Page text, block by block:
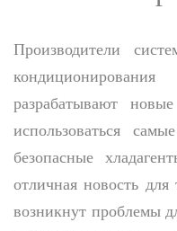
Производители
разрабатывают
использоваться
безопасные
отличная новость
возникнут проблемы